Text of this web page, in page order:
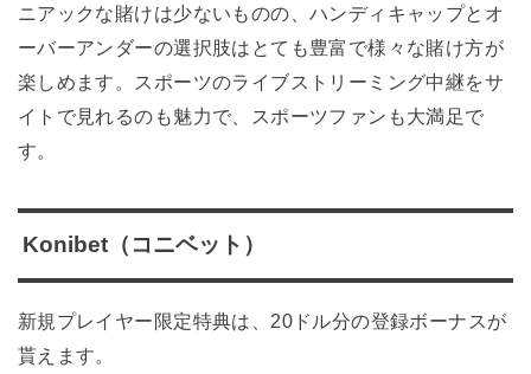
ニアックな賭けは少ないものの、ハンディキャップとオ
ーバーアンダーの選択肢はとても豊富で様々な賭け方が
楽しめます。スポーツのライブストリーミング中継をサ
イトで見れるのも魅力で、スポーツファンも大満足で
す。
Konibet（コニベット）
新規プレイヤー限定特典は、20ドル分の登録ボーナスが
貰えます。